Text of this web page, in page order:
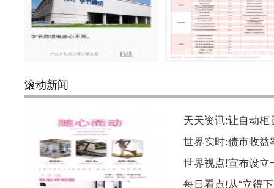
字节跳动又推出一个跨境 奈雪 喜茶茶饮圈掀起降
滚动新闻
天天资讯:让自动柜
世界实时:债市收益
世界视点!宣布设立
每日看点!从“立得